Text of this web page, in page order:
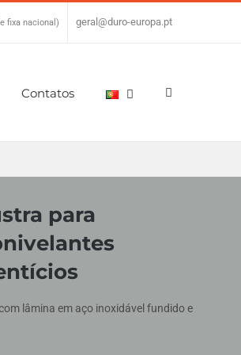
fixa nacional) geral@duro-europa.pt
Contatos
para
lâmina em aço inoxidável fundido e